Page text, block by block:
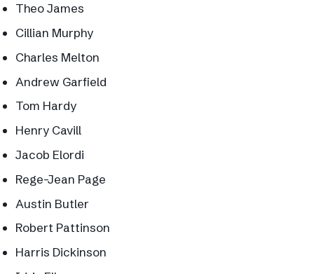
Theo James
Cillian Murphy
Charles Melton
Andrew Garfield
Tom Hardy
Henry Cavill
Jacob Elordi
Rege-Jean Page
Austin Butler
Robert Pattinson
Harris Dickinson